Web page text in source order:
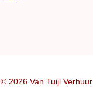
© 2026 Van Tuijl Verhuur